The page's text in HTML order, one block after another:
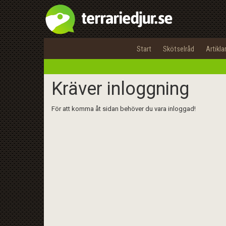
Start Skötselråd Artiklar
Kräver inloggning
För att komma åt sidan behöver du vara inloggad!